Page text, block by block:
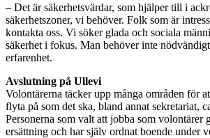
– Det är säkerhetsvärdar, som hjälper till i
säkerhetszoner, vi behöver. Folk som är
kontakta oss. Vi söker glada och sociala
säkerhet i fokus. Man behöver inte
erfarenhet.
Avslutning på Ullevi
Volontärerna täcker upp många områden för
flyta på som det ska, bland annat sekretariat,
Personerna som valt att jobba som volontärer
ersättning och har själv ordnat boende under